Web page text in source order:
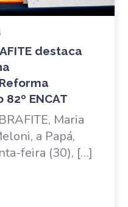
destaca
ENCAT
Maria
a Papá,
feira (30), […]